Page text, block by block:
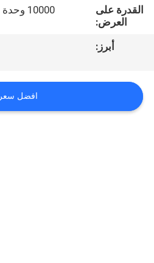
اطلب
اقتباس
الموقع
القدرة على
العرض:
10000 وحدة / وحدات شهريا negociate
أبرز:
افضل سعر